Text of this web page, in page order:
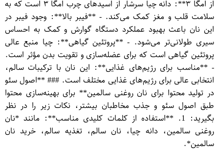
از امگا ۳**: دانه چیا سرشار از اسیدهای چرب امگا ۳ است که به
سلامت قلب و مغز کمک می‌کند. - **فیبر بالا**: وجود فیبر در
این نان باعث بهبود عملکرد دستگاه گوارش و کمک به احساس
سیری طولانی‌تر می‌شود. - **پروتئین گیاهی**: چیا منبع عالی
پروتئین گیاهی است که برای عضله‌سازی و تقویت بدن مؤثر است.
- **مناسب برای رژیم‌های غذایی**: این نان با ترکیبات سالم،
انتخابی عالی برای رژیم‌های غذایی مختلف است. ### **اصول سئو
در تولید محتوا برای نان روغنی سالمین** برای بهینه‌سازی محتوا
طبق اصول سئو و جذب مخاطبان بیشتر، نکات زیر را در نظر
بگیرید: 1. **استفاده از کلمات کلیدی مناسب**: مانند *نان
روغنی سالمین، دانه چیا، نان سالم، تغذیه سالم، خرید نان
سالمین*.